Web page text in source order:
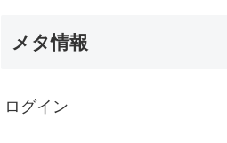
メタ情報
ログイン